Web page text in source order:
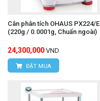
Cân phân tích OHAUS PX224/E
(220g / 0.0001g, Chuẩn ngoài)
24,300,000 VND
ĐẶT MUA